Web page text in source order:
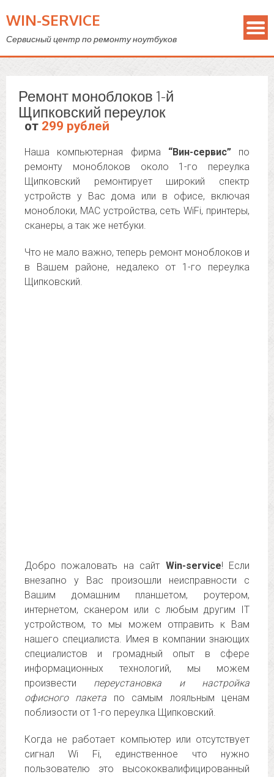
WIN-SERVICE
Сервисный центр по ремонту ноутбуков
Ремонт моноблоков 1-й
Щипковский переулок
от 299 рублей
Наша компьютерная фирма “Вин-сервис”по
ремонту моноблоков около 1-го переулка
Щипковский ремонтирует широкий спектр
устройств у Вас дома или в офисе, включая
моноблоки, MAC устройства, сеть WiFi, принтеры,
сканеры, а так же нетбуки.
Что не мало важно, теперь ремонт моноблоков и
в Вашем районе, недалеко от 1-го переулка
Щипковский.
Добро пожаловать на сайт Win-service! Если
внезапно у Вас произошли неисправности с
Вашим домашним планшетом, роутером,
интернетом, сканером или с любым другим IT
устройством, то мы можем отправить к Вам
нашего специалиста. Имея в компании знающих
специалистов и громадный опыт в сфере
информационных технологий, мы можем
произвести переустановка и настройка
офисного пакета по самым лояльным ценам
поблизости от 1-го переулка Щипковский.
Когда не работает компьютер или отсутствует
сигнал Wi Fi, единственное что нужно
пользователю это высококвалифицированный